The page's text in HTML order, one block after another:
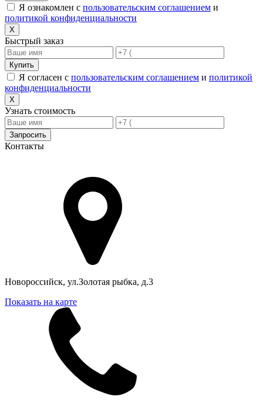
Я ознакомлен с пользовательским соглашением и
политикой конфиденциальности
X
Быстрый заказ
Купить
Я согласен с пользовательским соглашением и политикой
конфиденциальности
X
Узнать стоимость
Запросить
Контакты
Новороссийск, ул.Золотая рыбка, д.3
Показать на карте